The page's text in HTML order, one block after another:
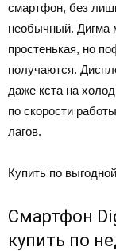
смартфон, без
необычный. Дигма
простенькая, но
получаются.
даже кста на
по скорости
лагов.
Купить по
Смартфон
купить по